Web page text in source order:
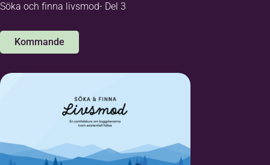
Söka och finna livsmod- Del 3
Kommande